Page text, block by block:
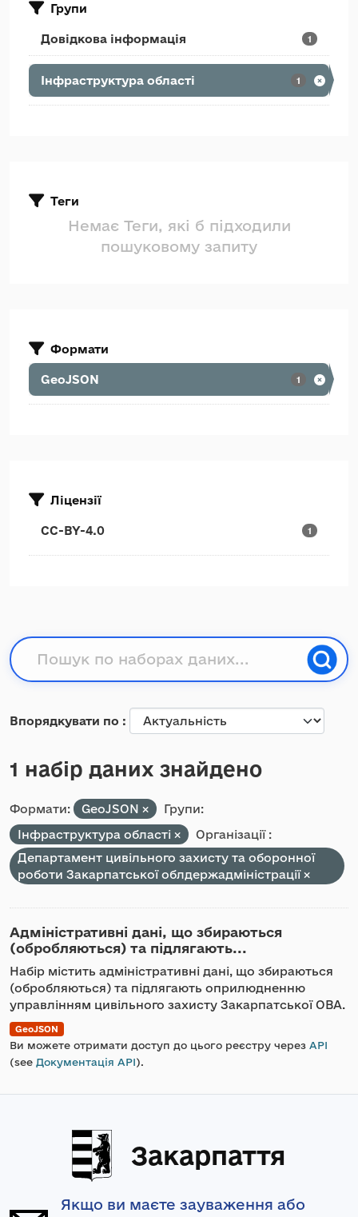
Групи
Довідкова інформація 1
Інфраструктура області 1
Теги
Немає Теги, які б підходили
пошуковому запиту
Формати
GeoJSON 1
Ліцензії
CC-BY-4.0 1
Впорядкувати по
1 набір даних знайдено
Формати: GeoJSON
Групи:
Інфраструктура області
Організації :
Департамент цивільного захисту та оборонної
роботи Закарпатської облдержадміністрації
Адміністративні дані, що збираються
(обробляються) та підлягають...
Набір містить адміністративні дані, що збираються
(обробляються) та підлягають оприлюдненню
управлінням цивільного захисту Закарпатської ОВА.
GeoJSON
Ви можете отримати доступ до цього реєстру через API
(see Документація API).
Закарпаття
Якщо ви маєте зауваження або